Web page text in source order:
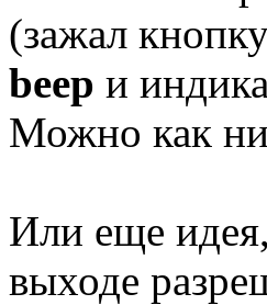
(зажал
beep и
Можно как
Или еще
выходе